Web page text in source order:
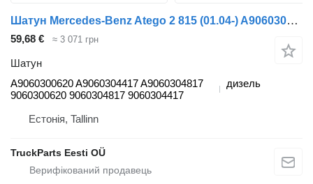
Шатун Mercedes-Benz Atego 2 815 (01.04-) A9060300620 до тягача Mercedes-Benz Atego, Atego 2, Atego 3 (1996-)
59,68 € ≈ 3 071 грн
Шатун
A9060300620 A9060304417 A9060304817
9060300620 9060304817 9060304417
дизель
Естонія, Tallinn
TruckParts Eesti OÜ